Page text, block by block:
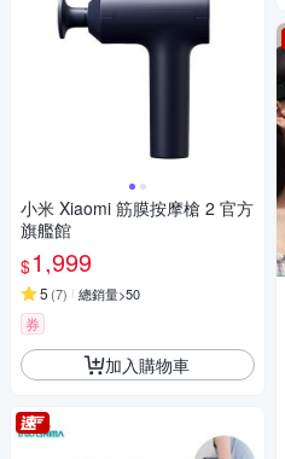
小米 Xiaomi 筋膜按摩槍 2 官方
旗艦館
$1,999
5 (7) 總銷量>50
券
加入購物車